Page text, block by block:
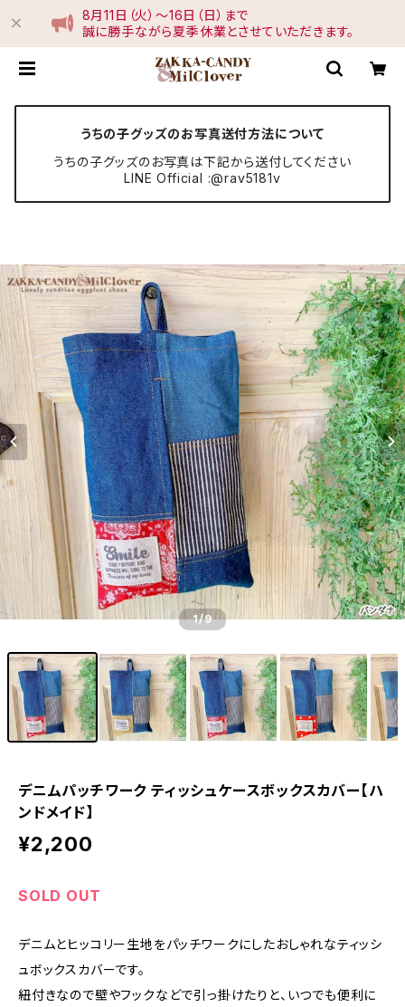
8月11日（火）〜16日（日）まで
誠に勝手ながら夏季休業とさせていただきます。
うちの子グッズのお写真送付方法について
うちの子グッズのお写真は下記から送付してください
LINE Official :@rav5181v
1/9
デニムパッチワーク ティッシュケースボックスカバー【ハ
ンドメイド】
¥2,200
SOLD OUT
デニムとヒッコリー生地をパッチワークにしたおしゃれなティッシ
ュボックスカバーです。
紐付きなので壁やフックなどで引っ掛けたりと、いつでも便利に